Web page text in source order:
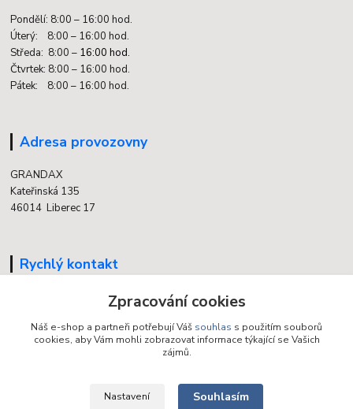
Pondělí: 8:00 – 16:00 hod.
Úterý: 8:00 – 16:00 hod.
Středa: 8:00 – 16:00 hod.
Čtvrtek: 8:00 – 16:00 hod.
Pátek: 8:00 – 16:00 hod.
Adresa provozovny
GRANDAX
Kateřinská 135
46014 Liberec 17
Rychlý kontakt
info@grandax.cz
Zpracování cookies
Náš e-shop a partneři potřebují Váš souhlas s použitím souborů
cookies, aby Vám mohli zobrazovat informace týkající se Vašich
zájmů.
Nastavení Souhlasím